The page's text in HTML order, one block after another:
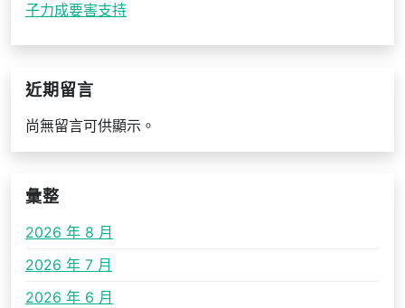
子力成要害支持
近期留言
尚無留言可供顯示。
彙整
2026 年 8 月
2026 年 7 月
2026 年 6 月